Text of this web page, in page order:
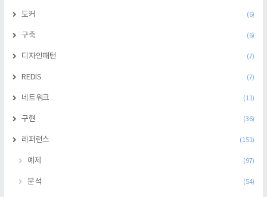
도커 (6)
구축 (6)
디자인패턴 (7)
REDIS (7)
네트워크 (11)
구현 (36)
레퍼런스 (151)
예제 (97)
분석 (54)